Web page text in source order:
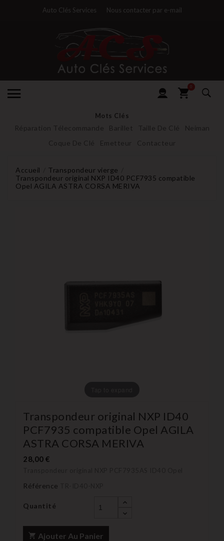
Auto Clés Services Nous contacter par e-mail
0
Mots Clés
Réparation Télecommande Barillet Taille De Clé
Neiman
Coque De Clé
Emetteur Contacteur
Accueil
Transpondeur vierge
Transpondeur original NXP ID40 PCF7935 compatible
Opel AGILA ASTRA CORSA MERIVA
Transpondeur original NXP ID40
PCF7935 compatible Opel AGILA
ASTRA CORSA MERIVA
28,00 €
Référence
Quantité
Ajouter Au Panier